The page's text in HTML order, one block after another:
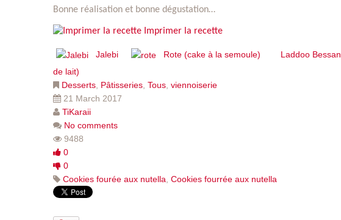
Bonne réalisation et bonne dégustation…
Imprimer la recette
Jalebi Rote (cake à la semoule) Laddoo Bessan
de lait)
Desserts Pâtisseries Tous viennoiserie
21 March 2017
TiKaraii
No comments
9488
0
0
Cookies fourée aux nutella Cookies fourrée aux nutella